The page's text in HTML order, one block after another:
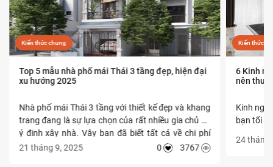
Kiến thức chung
Top 5 mẫu nhà phố mái Thái 3 tầng đẹp, hiện đại
xu hướng 2025
Nhà phố mái Thái 3 tầng với thiết kế đẹp và khang
trang đang là sự lựa chọn của rất nhiều gia chủ có
ý định xây nhà. Vậy bạn đã biết tất cả về chi phí
cũng như các mẫu thiết kế nhà mái thái đẹp nhất
21 tháng 9, 2025 0 3767
Kiến thức
6 Kinh
nên thuê
Kinh
bạn tối
riêng.
24 tháng
CHÍNH SÁCH BẢO MẬT